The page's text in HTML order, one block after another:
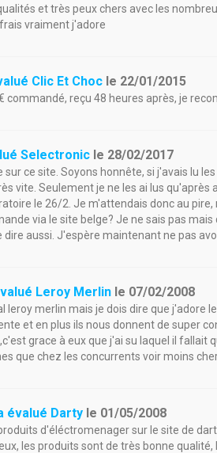
et très peux chers avec les
vraiment j'adore
Clic Et Choc le 22/01/2015
commandé, reçu 48 heures après, je
Selectronic le 28/02/2017
ce site. Soyons honnête, si j'avais lu
vite. Seulement je ne les ai lus qu'après
le 26/2. Je m'attendais donc au
via le site belge? Je ne sais pas
aussi. J'espère maintenant ne pas
Leroy Merlin le 07/02/2008
leroy merlin mais je dois dire que j'adore
et en plus ils nous donnent de super
grace à eux que j'ai su laquel il fallait
que chez les concurrents voir moins
évalué Darty le 01/05/2008
d'éléctromenager sur le site de
les produits sont de très bonne